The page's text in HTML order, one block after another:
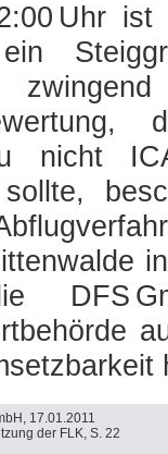
Uhr
ein
nicht
sollte,
DFS
17.01.2011
der FLK, S. 22